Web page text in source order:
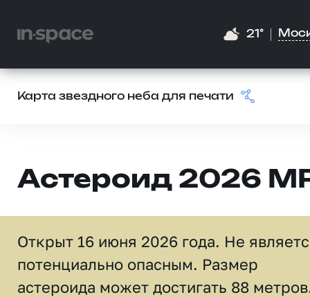
21°
Карта звездного неба для печати
Астероид 2026
Открыт 16 июня 2026 года. Не
потенциально опасным. Размер
астероида может достигать 88